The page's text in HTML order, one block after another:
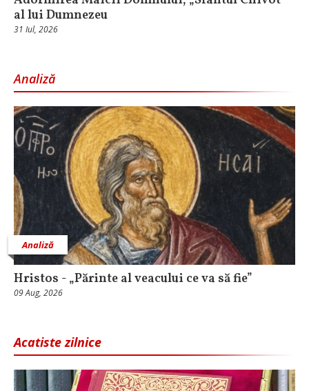
al lui Dumnezeu
31 Iul, 2026
Analiză
Analiză
Hristos - „Părinte al veacului ce va să fie”
09 Aug, 2026
Acatiste zilnice